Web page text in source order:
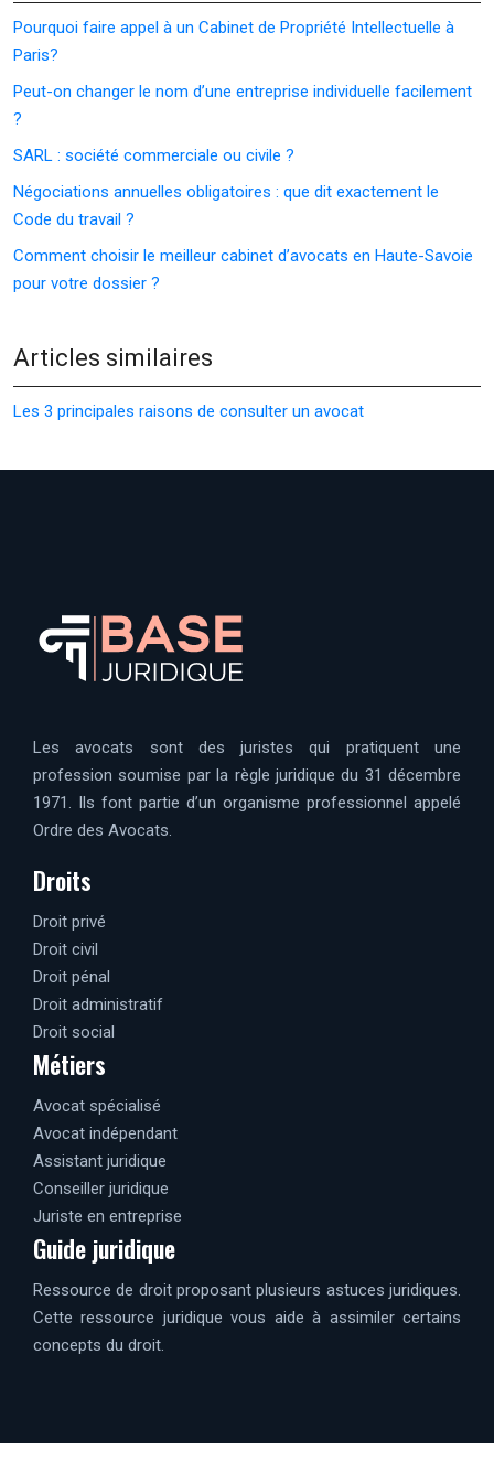
Pourquoi faire appel à un Cabinet de Propriété Intellectuelle à
Paris?
Peut-on changer le nom d’une entreprise individuelle facilement
?
SARL : société commerciale ou civile ?
Négociations annuelles obligatoires : que dit exactement le
Code du travail ?
Comment choisir le meilleur cabinet d’avocats en Haute-Savoie
pour votre dossier ?
Articles similaires
Les 3 principales raisons de consulter un avocat
Les avocats sont des juristes qui pratiquent une
profession soumise par la règle juridique du 31 décembre
1971. Ils font partie d’un organisme professionnel appelé
Ordre des Avocats.
Droits
Droit privé
Droit civil
Droit pénal
Droit administratif
Droit social
Métiers
Avocat spécialisé
Avocat indépendant
Assistant juridique
Conseiller juridique
Juriste en entreprise
Guide juridique
Ressource de droit proposant plusieurs astuces juridiques.
Cette ressource juridique vous aide à assimiler certains
concepts du droit.